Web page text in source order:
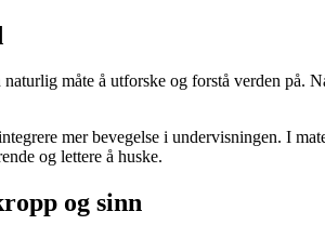
måte å utforske og forstå verden på.
mer bevegelse i undervisningen. I
og lettere å huske.
og sinn